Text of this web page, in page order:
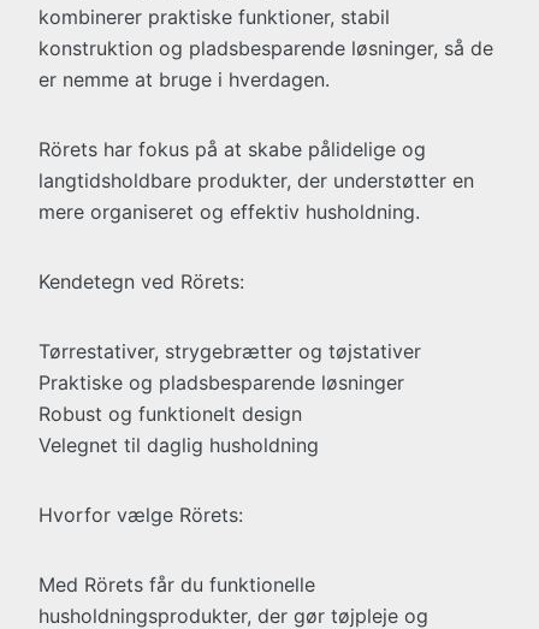
kombinerer praktiske funktioner, stabil
konstruktion og pladsbesparende løsninger, så de
er nemme at bruge i hverdagen.
Rörets har fokus på at skabe pålidelige og
langtidsholdbare produkter, der understøtter en
mere organiseret og effektiv husholdning.
Kendetegn ved Rörets:
Tørrestativer, strygebrætter og tøjstativer
Praktiske og pladsbesparende løsninger
Robust og funktionelt design
Velegnet til daglig husholdning
Hvorfor vælge Rörets:
Med Rörets får du funktionelle
husholdningsprodukter, der gør tøjpleje og